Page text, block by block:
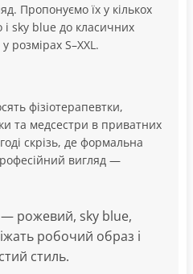
Пропонуємо їх у кількох
sky blue до класичних
розмірах S–XXL.
фізіотерапевтки,
та медсестри в приватних
скрізь, де формальна
вигляд —
— рожевий, sky blue,
робочий образ і
стиль.